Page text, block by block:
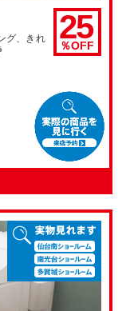
25
％OFF
グ、きれ